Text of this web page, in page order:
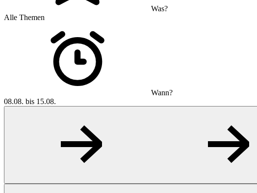
Was?
Alle Themen
Wann?
08.08. bis 15.08.